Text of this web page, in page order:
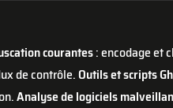
courantes: encodage et
de contrôle.Outils et scripts
Analyse de logiciels